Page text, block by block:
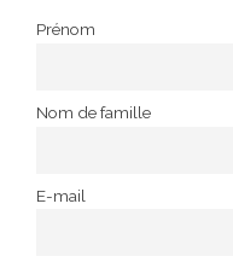
Prénom
Nom de famille
E-mail